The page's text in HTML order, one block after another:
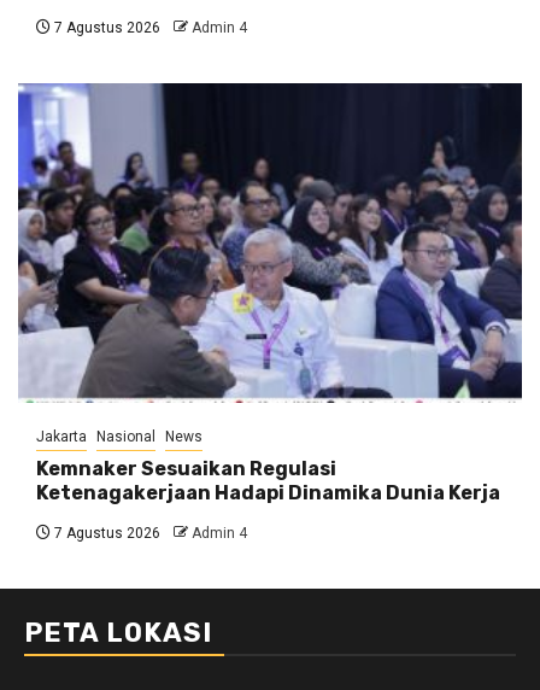
7 Agustus 2026 Admin 4
Jakarta Nasional News
Kemnaker Sesuaikan Regulasi
Ketenagakerjaan Hadapi Dinamika Dunia Kerja
7 Agustus 2026 Admin 4
PETA LOKASI